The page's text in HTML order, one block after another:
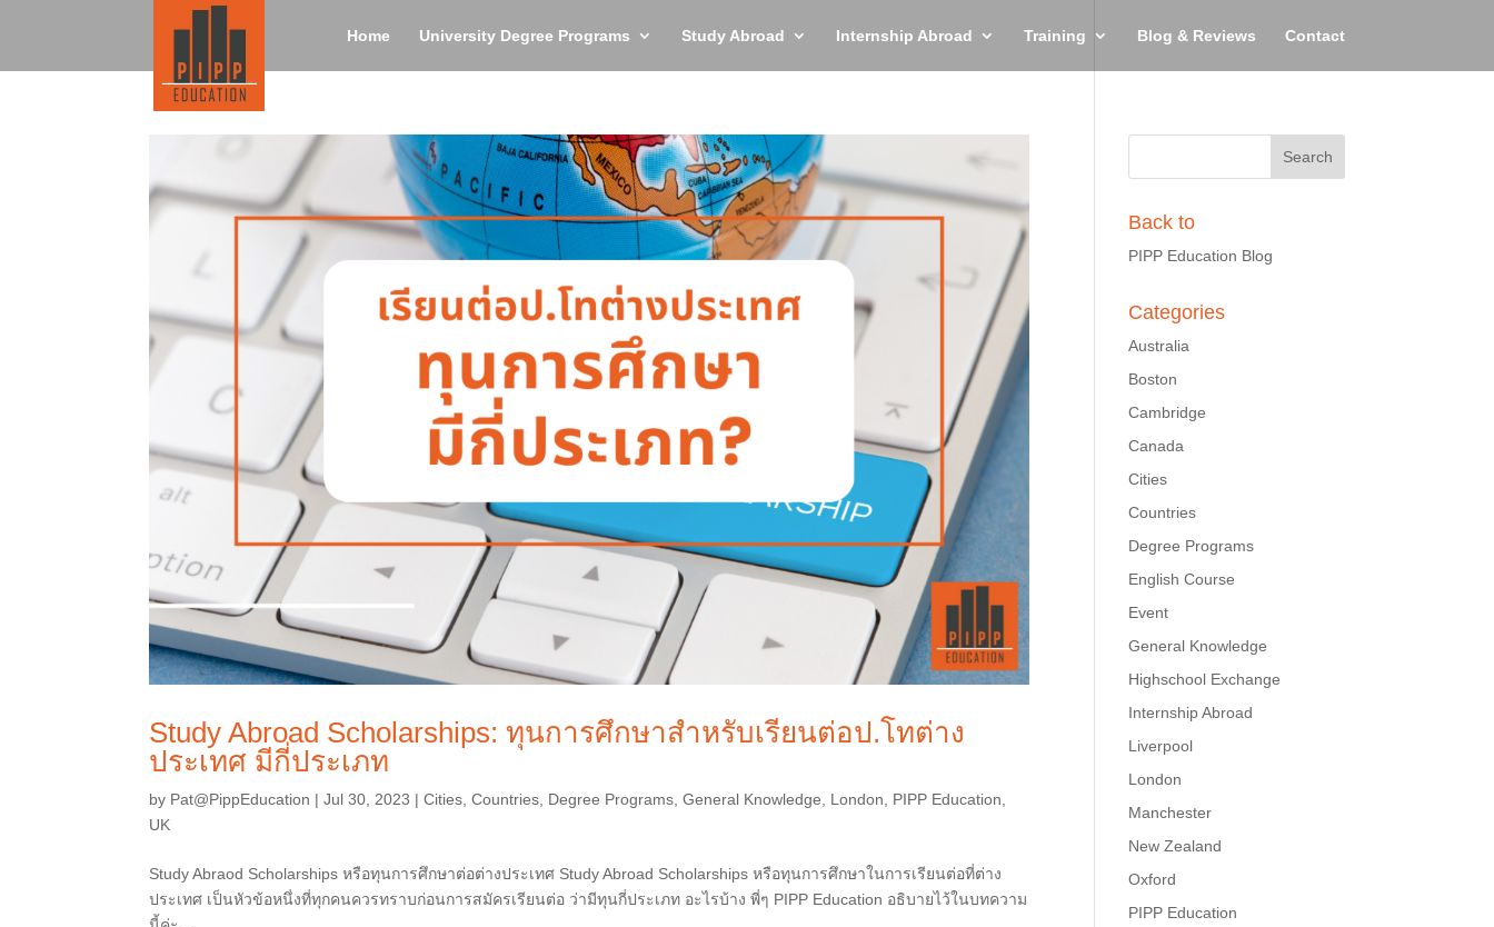
Home University Degree Programs Study Abroad Internship Abroad Training Blog & Reviews Contact
Study Abroad Scholarships: ทุนการศึกษาสำหรับเรียนต่อป.โทต่าง
ประเทศ มีกี่ประเภท
by Pat@PippEducation |Jul 30, 2023 |Cities ,Countries Degree Programs ,General Knowledge London PIPP Education
UK
Study Abraod Scholarships หรือทุนการศึกษาต่อต่างประเทศ Study Abroad Scholarships หรือทุนการศึกษาในการเรียนต่อที่ต่าง
ประเทศ เป็นหัวข้อหนึ่งที่ทุกคนควรทราบก่อนการสมัครเรียนต่อ ว่ามีทุนกี่ประเภท อะไรบ้าง พี่ๆ PIPP Education อธิบายไว้ในบทความ
Back to
PIPP Education Blog
Categories
Australia
Boston
Cambridge
Canada
Cities
Countries
Degree Programs
English Course
Event
General Knowledge
Highschool Exchange
Internship Abroad
Liverpool
London
Manchester
New Zealand
Oxford
PIPP Education